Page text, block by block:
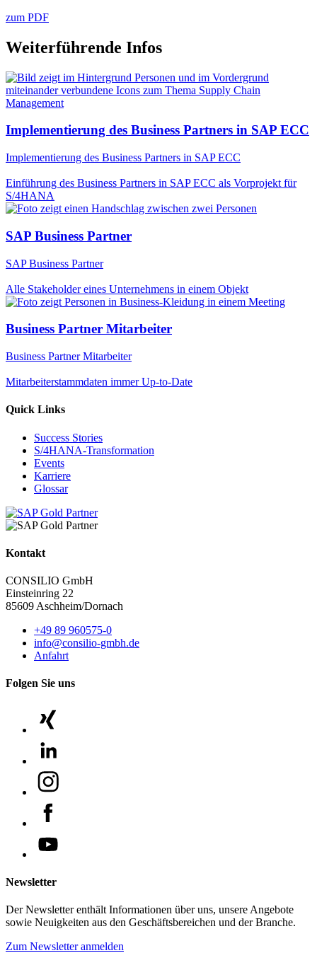
zum PDF
Weiterführende Infos
Implementierung des Business Partners in SAP ECC
Implementierung des Business Partners in SAP ECC
Einführung des Business Partners in SAP ECC als Vorprojekt für
S/4HANA
SAP Business Partner
SAP Business Partner
Alle Stakeholder eines Unternehmens in einem Objekt
Business Partner Mitarbeiter
Business Partner Mitarbeiter
Mitarbeiterstammdaten immer Up-to-Date
Quick Links
Success Stories
S/4HANA-Transformation
Events
Karriere
Glossar
Kontakt
CONSILIO GmbH
Einsteinring 22
85609 Aschheim/Dornach
+49 89 960575-0
info@consilio-gmbh.de
Anfahrt
Folgen Sie uns
Newsletter
Der Newsletter enthält Informationen über uns, unsere Angebote
sowie Neuigkeiten aus den Geschäftsbereichen und der Branche.
Zum Newsletter anmelden